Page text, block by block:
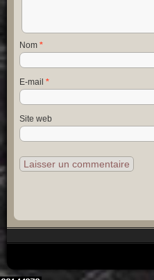
Nom *
E-mail *
Site web